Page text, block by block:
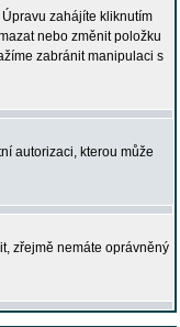
zahájíte kliknutím
nebo změnit položku
zabránit manipulaci s
autorizaci, kterou může
zřejmě nemáte oprávněný